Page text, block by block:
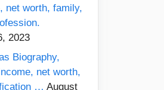
net worth, family,
2023
Biography,
net worth,
… August